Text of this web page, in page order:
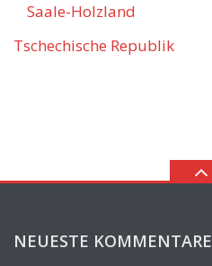
Saale-Holzland
Tschechische Republik
NEUESTE KOMMENTARE